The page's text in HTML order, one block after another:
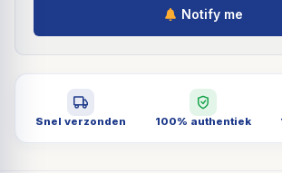
Notify me
Snel verzonden 100% authentiek